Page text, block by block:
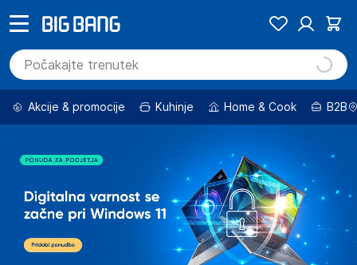
Akcije & promocije Kuhinje Home & Cook B2B